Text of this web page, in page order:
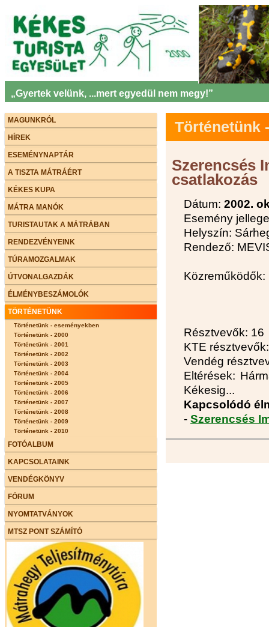
„Gyertek velünk, ...mert egyedül nem megy!”
MAGUNKRÓL
HÍREK
ESEMÉNYNAPTÁR
A TISZTA MÁTRÁÉRT
KÉKES KUPA
MÁTRA MANÓK
TURISTAUTAK A MÁTRÁBAN
RENDEZVÉNYEINK
TÚRAMOZGALMAK
ÚTVONALGAZDÁK
ÉLMÉNYBESZÁMOLÓK
TÖRTÉNETÜNK
Történetünk - eseményekben
Történetünk - 2000
Történetünk - 2001
Történetünk - 2002
Történetünk - 2003
Történetünk - 2004
Történetünk - 2005
Történetünk - 2006
Történetünk - 2007
Történetünk - 2008
Történetünk - 2009
Történetünk - 2010
FOTÓALBUM
KAPCSOLATAINK
VENDÉGKÖNYV
FÓRUM
NYOMTATVÁNYOK
MTSZ PONT SZÁMÍTÓ
Történetünk
Szerencsés
csatlakozás
Dátum: 2002.
Esemény
Helyszín:
Rendező:
Résztvevők: 16
KTE
Vendég
Eltérések:
Kékesig...
Kapcsolódó
- Szerencsés